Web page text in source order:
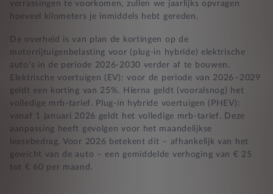
verrassingen te voorkomen, zullen we jaarlijks opvragen
hoeveel kilometers je inmiddels hebt gereden.
De overheid is van plan de kortingen op de
motorrijtuigenbelasting voor (plug-in hybride) elektrische
auto’s in de periode 2026-2030 verder af te bouwen.
Elektrische voertuigen (EV): voor de periode van 2026–2029
geldt een korting van 25%. Hierna geldt (vooralsnog) het
volledige mrb-tarief. Plug-in hybride voertuigen (PHEV):
vanaf 1 januari 2026 geldt het volledige mrb-tarief. Deze
aanpassing heeft gevolgen voor het maandelijkse
leasebedrag. Voor 2026 betekent dit – afhankelijk van het
gewicht van de auto – een gemiddelde verhoging van € 25
tot € 60 per maand.